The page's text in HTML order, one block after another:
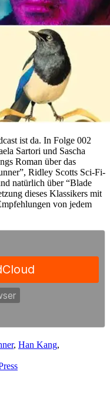
ist da. In Folge 002
Sartori und Sascha
Roman über das
Ridley Scotts Sci-Fi-
natürlich über “Blade
dieses Klassikers mit
von jedem
, Han Kang,